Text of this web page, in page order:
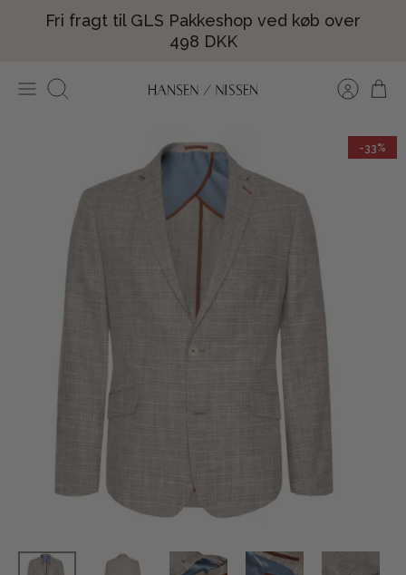
Fri fragt til GLS Pakkeshop ved køb over
498 DKK
Søg
-33%